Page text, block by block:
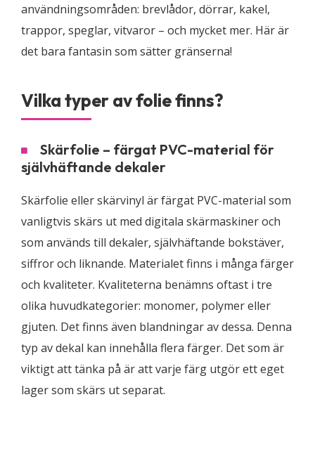
användningsområden: brevlådor, dörrar, kakel,
trappor, speglar, vitvaror – och mycket mer. Här är
det bara fantasin som sätter gränserna!
Vilka typer av folie finns?
Skärfolie – färgat PVC-material för
självhäftande dekaler
Skärfolie eller skärvinyl är färgat PVC-material som
vanligtvis skärs ut med digitala skärmaskiner och
som används till dekaler, självhäftande bokstäver,
siffror och liknande. Materialet finns i många färger
och kvaliteter. Kvaliteterna benämns oftast i tre
olika huvudkategorier: monomer, polymer eller
gjuten. Det finns även blandningar av dessa. Denna
typ av dekal kan innehålla flera färger. Det som är
viktigt att tänka på är att varje färg utgör ett eget
lager som skärs ut separat.